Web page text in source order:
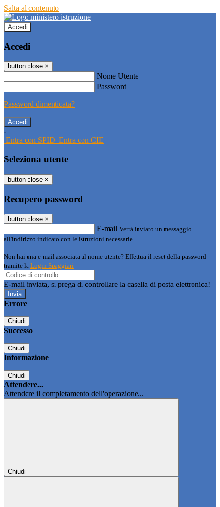
Salta al contenuto
Accedi
Accedi
button close ×
Nome Utente
Password
Password dimenticata?
-
Entra con SPID Entra con CIE
Seleziona utente
button close ×
Recupero password
button close ×
E-mail Verrà inviato un messaggio
all'indirizzo indicato con le istruzioni necessarie.
Non hai una e-mail associata al nome utente? Effettua il reset della password
tramite la Login Spaggiari
E-mail inviata, si prega di controllare la casella di posta elettronica!
Errore
Chiudi
Successo
Chiudi
Informazione
Chiudi
Attendere...
Attendere il completamento dell'operazione...
Chiudi